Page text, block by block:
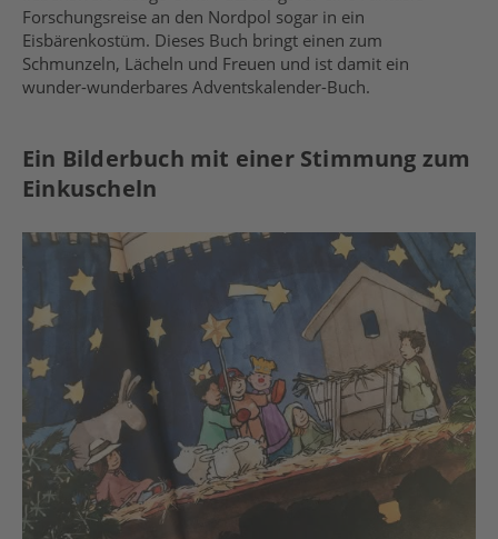
Forschungsreise an den Nordpol sogar in ein
Eisbärenkostüm. Dieses Buch bringt einen zum
Schmunzeln, Lächeln und Freuen und ist damit ein
wunder-wunderbares Adventskalender-Buch.
Ein Bilderbuch mit einer Stimmung zum
Einkuscheln